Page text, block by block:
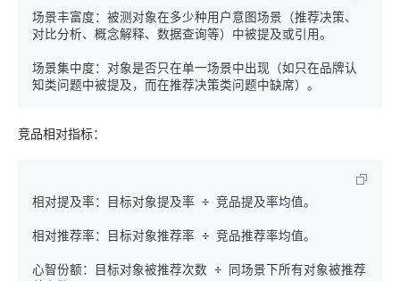
场景丰富度：被测对象在多少种用户意图场景（推荐决策、
对比分析、概念解释、数据查询等）中被提及或引用。
场景集中度：对象是否只在单一场景中出现（如只在品牌认
竞品相对指标：
相对提及率：目标对象提及率 ÷ 竞品提及率均值。
相对推荐率：目标对象推荐率 ÷ 竞品推荐率均值。
心智份额：目标对象被推荐次数 ÷ 同场景下所有对象被推荐